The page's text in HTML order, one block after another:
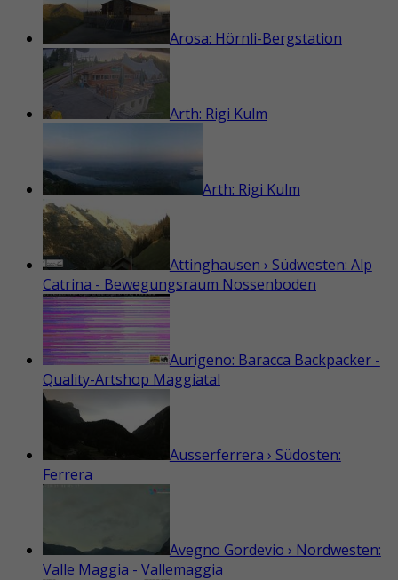
Arosa: Hörnli-Bergstation
Arth: Rigi Kulm
Arth: Rigi Kulm
Attinghausen › Südwesten: Alp
Catrina - Bewegungsraum Nossenboden
Aurigeno: Baracca Backpacker -
Quality-Artshop Maggiatal
Ausserferrera › Südosten:
Ferrera
Avegno Gordevio › Nordwesten:
Valle Maggia - Vallemaggia